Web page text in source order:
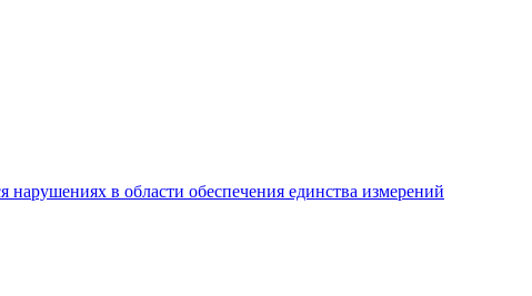
в области обеспечения единства измерений